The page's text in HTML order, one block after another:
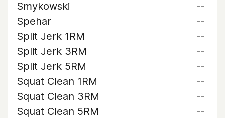
Smykowski
--
Spehar
--
Split Jerk 1RM
--
Split Jerk 3RM
--
Split Jerk 5RM
--
Squat Clean 1RM
--
Squat Clean 3RM
--
Squat Clean 5RM
--